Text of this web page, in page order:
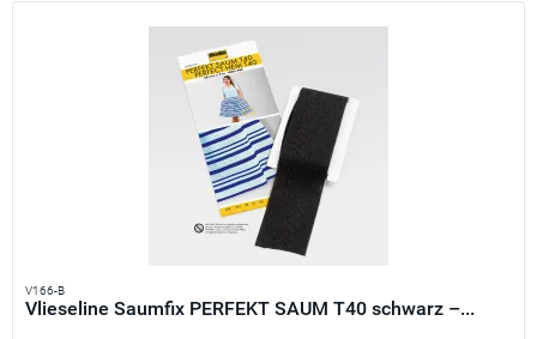
V166-B
Vlieseline Saumfix PERFEKT SAUM T40 schwarz –...